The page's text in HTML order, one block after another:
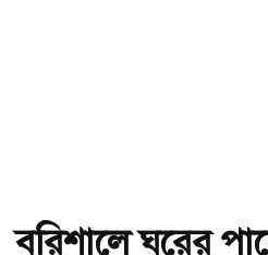
বরিশালে ঘরের